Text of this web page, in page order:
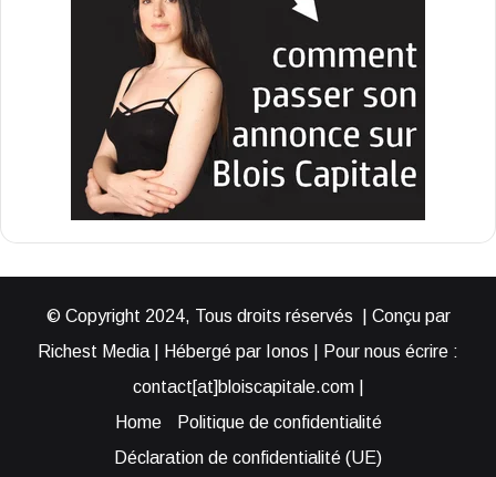
© Copyright 2024, Tous droits réservés | Conçu par
Richest Media | Hébergé par Ionos | Pour nous écrire :
contact[at]bloiscapitale.com |
Home
Politique de confidentialité
Déclaration de confidentialité (UE)